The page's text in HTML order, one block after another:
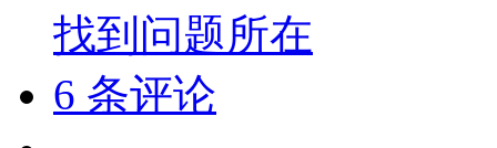
找到问题所在
6 条评论